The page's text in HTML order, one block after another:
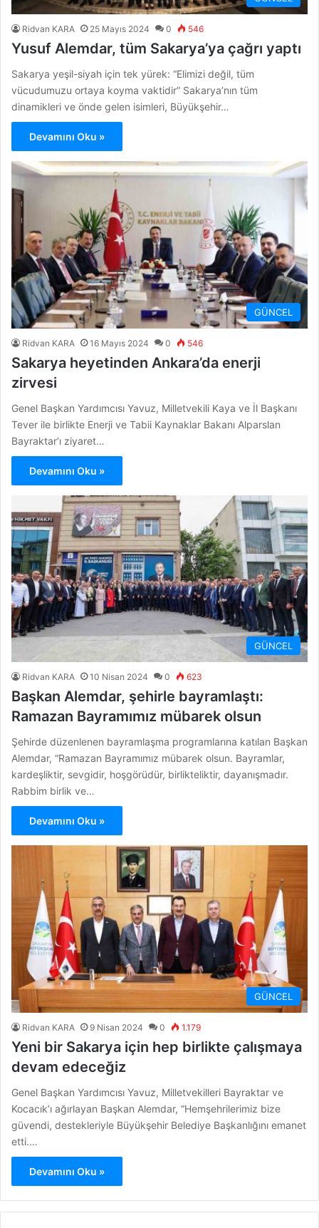
Ridvan KARA 25 Mayıs 2024 0 546
Yusuf Alemdar, tüm Sakarya’ya çağrı yaptı
Sakarya yeşil-siyah için tek yürek: “Elimizi değil, tüm
vücudumuzu ortaya koyma vaktidir” Sakarya’nın tüm
dinamikleri ve önde gelen isimleri, Büyükşehir…
Devamını Oku »
GÜNCEL
Ridvan KARA 16 Mayıs 2024 0 546
Sakarya heyetinden Ankara’da enerji
zirvesi
Genel Başkan Yardımcısı Yavuz, Milletvekili Kaya ve İl Başkanı
Tever ile birlikte Enerji ve Tabii Kaynaklar Bakanı Alparslan
Bayraktar’ı ziyaret…
Devamını Oku »
GÜNCEL
Ridvan KARA 10 Nisan 2024 0 623
Başkan Alemdar, şehirle bayramlaştı:
Ramazan Bayramımız mübarek olsun
Şehirde düzenlenen bayramlaşma programlarına katılan Başkan
Alemdar, “Ramazan Bayramımız mübarek olsun. Bayramlar,
kardeşliktir, sevgidir, hoşgörüdür, birlikteliktir, dayanışmadır.
Rabbim birlik ve…
Devamını Oku »
GÜNCEL
Ridvan KARA 9 Nisan 2024 0 1.179
Yeni bir Sakarya için hep birlikte çalışmaya
devam edeceğiz
Genel Başkan Yardımcısı Yavuz, Milletvekilleri Bayraktar ve
Kocacık’ı ağırlayan Başkan Alemdar, “Hemşehrilerimiz bize
güvendi, destekleriyle Büyükşehir Belediye Başkanlığını emanet
etti.…
Devamını Oku »